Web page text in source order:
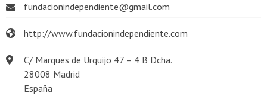
fundacionindependiente@gmail.com
http://www.fundacionindependiente.com
C/ Marques de Urquijo 47 – 4 B Dcha.
28008 Madrid
España